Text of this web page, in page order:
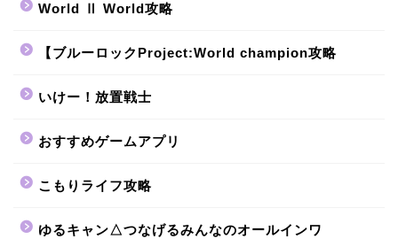
World Ⅱ World攻略
【ブルーロックProject:World champion攻略
いけー！放置戦士
おすすめゲームアプリ
こもりライフ攻略
ゆるキャン△つなげるみんなのオールインワ